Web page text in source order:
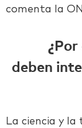
comenta la
¿Por
deben
La ciencia y